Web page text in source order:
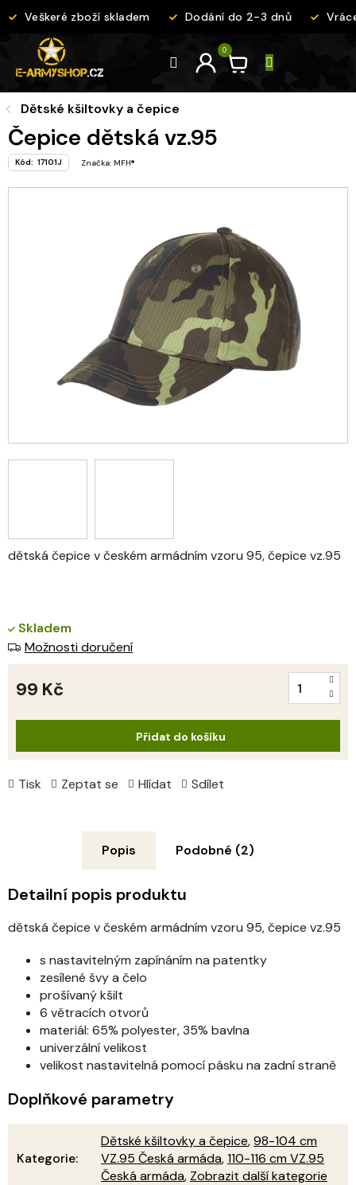
na
Veškeré zboží skladem Dodání do 2-3 dnů
Dětské kšiltovky a čepice
Čepice dětská vz.95
Kód: 17101J Značka: MFH®
dětská čepice v českém armádním vzoru 95, čepice vz.95
Tisk Zeptat se Hlídat Sdílet
Skladem
Možnosti doručení
99 Kč
Přidat do košíku
Popis Podobné (2)
Detailní popis produktu
dětská čepice v českém armádním vzoru 95, čepice vz.95
s nastavitelným zapínáním na patentky
zesílené švy a čelo
prošívaný kšilt
6 větracích otvorů
materiál: 65% polyester, 35% bavlna
univerzální velikost
velikost nastavitelná pomocí pásku na zadní straně
Doplňkové parametry
Kategorie:
Dětské kšiltovky a čepice,98-104 cm
VZ.95 Česká armáda,110-116 cm VZ.95
Česká armáda, Zobrazit další kategorie